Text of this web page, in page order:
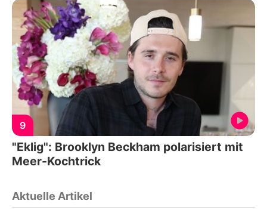
9
"Eklig": Brooklyn Beckham polarisiert mit
Meer-Kochtrick
Aktuelle Artikel